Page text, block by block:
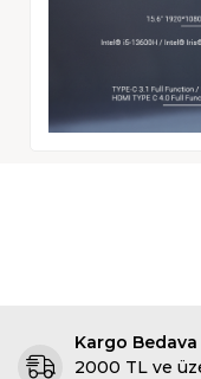
Kargo Bedava
2000 TL ve